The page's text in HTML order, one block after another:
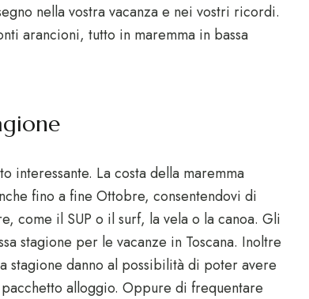
nella vostra vacanza e nei vostri ricordi.
arancioni, tutto in maremma in bassa
interessante. La costa della maremma
fino a fine Ottobre, consentendovi di
come il SUP o il surf, la vela o la canoa. Gli
stagione per le vacanze in Toscana. Inoltre
stagione danno al possibilità di poter avere
alloggio. Oppure di frequentare